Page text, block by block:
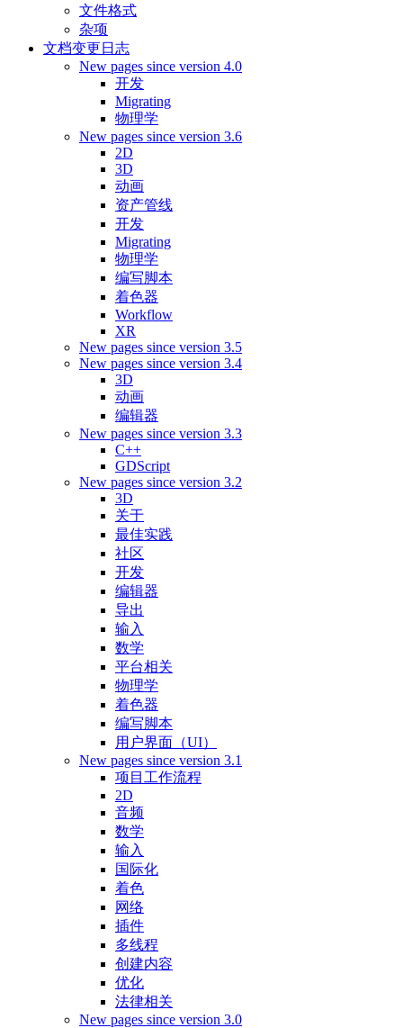
文件格式
杂项
文档变更日志
New pages since version 4.0
开发
Migrating
物理学
New pages since version 3.6
2D
3D
动画
资产管线
开发
Migrating
物理学
编写脚本
着色器
Workflow
XR
New pages since version 3.5
New pages since version 3.4
3D
动画
编辑器
New pages since version 3.3
C++
GDScript
New pages since version 3.2
3D
关于
最佳实践
社区
开发
编辑器
导出
输入
数学
平台相关
物理学
着色器
编写脚本
用户界面（UI）
New pages since version 3.1
项目工作流程
2D
音频
数学
输入
国际化
着色
网络
插件
多线程
创建内容
优化
法律相关
New pages since version 3.0